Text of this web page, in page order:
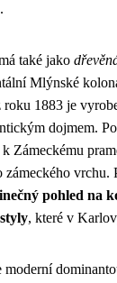
také jako
Mlýnské
roku 1883 je
dojmem.
Zámeckému
zámeckého vrchu.
pohled na
, které v